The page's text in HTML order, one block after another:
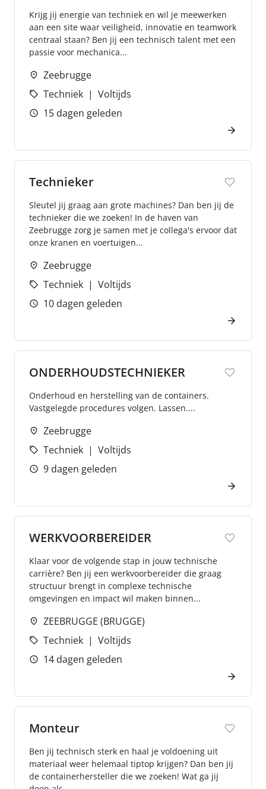
Krijg jij energie van techniek en wil je meewerken
aan een site waar veiligheid, innovatie en teamwork
centraal staan? Ben jij een technisch talent met een
passie voor mechanica...
Zeebrugge
Techniek
Voltijds
15 dagen geleden
Technieker
Sleutel jij graag aan grote machines? Dan ben jij de
technieker die we zoeken! In de haven van
Zeebrugge zorg je samen met je collega's ervoor dat
onze kranen en voertuigen...
Zeebrugge
Techniek
Voltijds
10 dagen geleden
ONDERHOUDSTECHNIEKER
Onderhoud en herstelling van de containers.
Vastgelegde procedures volgen. Lassen....
Zeebrugge
Techniek
Voltijds
9 dagen geleden
WERKVOORBEREIDER
Klaar voor de volgende stap in jouw technische
carrière? Ben jij een werkvoorbereider die graag
structuur brengt in complexe technische
omgevingen en impact wil maken binnen...
ZEEBRUGGE (BRUGGE)
Techniek
Voltijds
14 dagen geleden
Monteur
Ben jij technisch sterk en haal je voldoening uit
materiaal weer helemaal tiptop krijgen? Dan ben jij
de containerhersteller die we zoeken! Wat ga jij